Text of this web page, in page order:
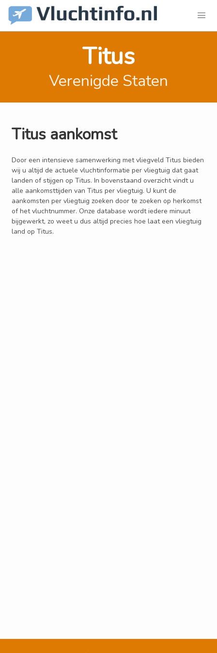
Titus
Verenigde Staten
Titus aankomst
Door een intensieve samenwerking met vliegveld Titus bieden
wij u altijd de actuele vluchtinformatie per vliegtuig dat gaat
landen of stijgen op Titus. In bovenstaand overzicht vindt u
alle aankomsttijden van Titus per vliegtuig. U kunt de
aankomsten per vliegtuig zoeken door te zoeken op herkomst
of het vluchtnummer. Onze database wordt iedere minuut
bijgewerkt, zo weet u dus altijd precies hoe laat een vliegtuig
land op Titus.